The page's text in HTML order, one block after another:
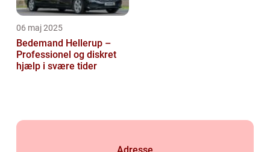
06 maj 2025
Bedemand Hellerup –
Professionel og diskret
hjælp i svære tider